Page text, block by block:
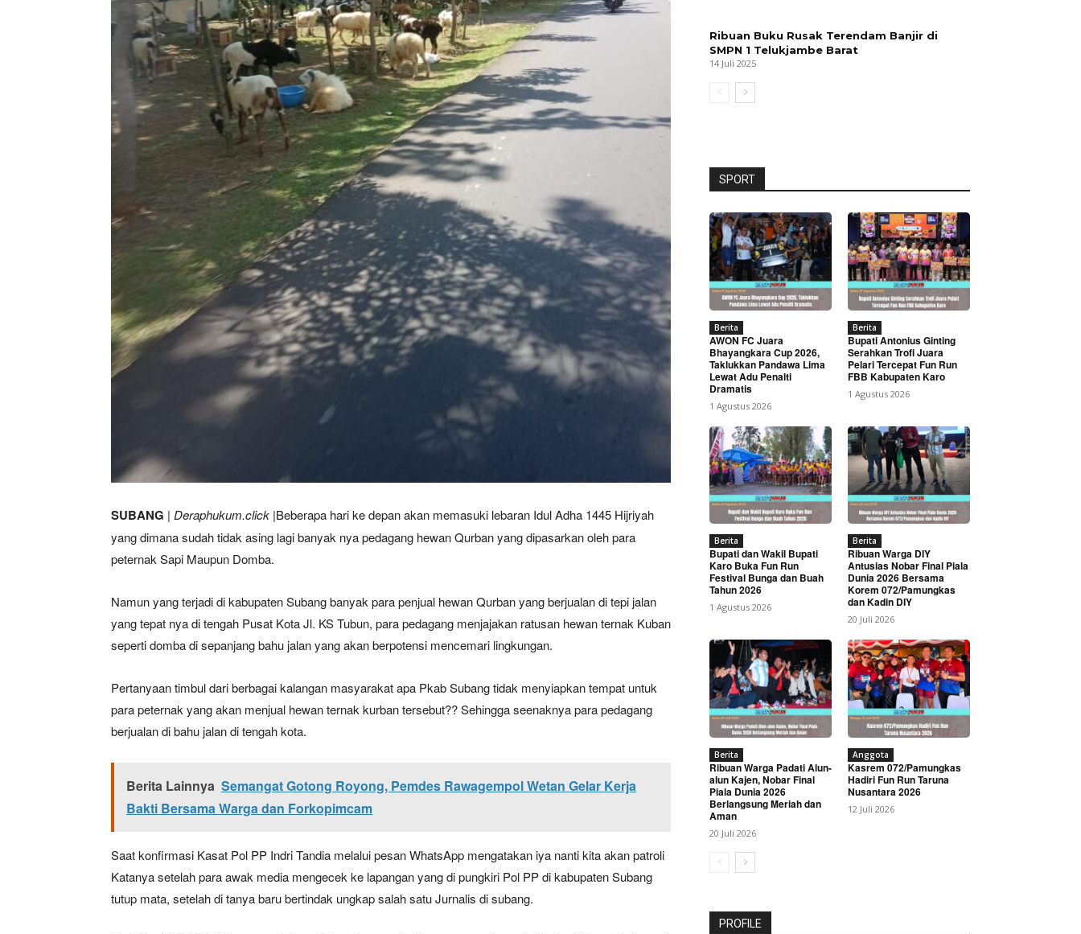
SUBANG | Deraphukum.click |Beberapa hari ke depan akan memasuki lebaran Idul Adha 1445 Hijriyah
yang dimana sudah tidak asing lagi banyak nya pedagang hewan Qurban yang dipasarkan oleh para
peternak Sapi Maupun Domba.
Namun yang terjadi di kabupaten Subang banyak para penjual hewan Qurban yang berjualan di tepi jalan
yang tepat nya di tengah Pusat Kota Jl. KS Tubun, para pedagang menjajakan ratusan hewan ternak Kuban
seperti domba di sepanjang bahu jalan yang akan berpotensi mencemari lingkungan.
Pertanyaan timbul dari berbagai kalangan masyarakat apa Pkab Subang tidak menyiapkan tempat untuk
para peternak yang akan menjual hewan ternak kurban tersebut?? Sehingga seenaknya para pedagang
berjualan di bahu jalan di tengah kota.
Berita Lainnya Semangat Gotong Royong, Pemdes Rawagempol Wetan Gelar Kerja
Bakti Bersama Warga dan Forkopimcam
Saat konfirmasi Kasat Pol PP Indri Tandia melalui pesan WhatsApp mengatakan iya nanti kita akan patroli
Katanya setelah para awak media mengecek ke lapangan yang di pungkiri Pol PP di kabupaten Subang
tutup mata, setelah di tanya baru bertindak ungkap salah satu Jurnalis di subang.
Ribuan Buku Rusak Terendam Banjir di
SMPN 1 Telukjambe Barat
14 Juli 2025
SPORT
Berita
AWON FC Juara
Bhayangkara Cup 2026,
Taklukkan Pandawa Lima
Lewat Adu Penalti
Dramatis
1 Agustus 2026
Berita
Bupati Antonius Ginting
Serahkan Trofi Juara
Pelari Tercepat Fun Run
FBB Kabupaten Karo
1 Agustus 2026
Berita
Bupati dan Wakil Bupati
Karo Buka Fun Run
Festival Bunga dan Buah
Tahun 2026
1 Agustus 2026
Berita
Ribuan Warga DIY
Antusias Nobar Final Piala
Dunia 2026 Bersama
Korem 072/Pamungkas
dan Kadin DIY
20 Juli 2026
Berita
Ribuan Warga Padati Alun-
alun Kajen, Nobar Final
Piala Dunia 2026
Berlangsung Meriah dan
Aman
20 Juli 2026
Anggota
Kasrem 072/Pamungkas
Hadiri Fun Run Taruna
Nusantara 2026
12 Juli 2026
PROFILE